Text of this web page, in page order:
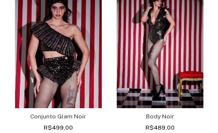
Conjunto Glam Noir
R$499,00
Body Noir
R$489,00